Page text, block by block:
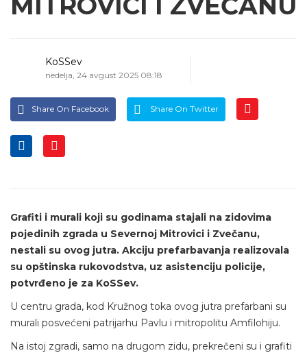
KoSSev
nedelja, 24 avgust 2025 08:18
Share On Facebook Share On Twitter
Grafiti i murali koji su godinama stajali na zidovima
pojedinih zgrada u Severnoj Mitrovici i Zvečanu,
nestali su ovog jutra. Akciju prefarbavanja realizovala
su opštinska rukovodstva, uz asistenciju policije,
potvrđeno je za KoSSev.
U centru grada, kod Kružnog toka ovog jutra prefarbani su
murali posvećeni patrijarhu Pavlu i mitropolitu Amfilohiju.
Na istoj zgradi, samo na drugom zidu, prekrečeni su i grafiti